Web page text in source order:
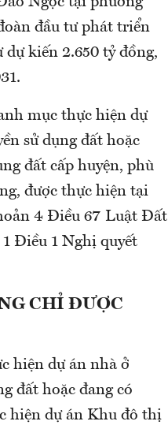
đầu tư phát triển
kiến 2.650 tỷ đồng,
mục thực hiện dự
sử dụng đất hoặc
đất cấp huyện, phù
được thực hiện tại
4 Điều 67 Luật Đất
Điều 1 Nghị quyết
CHỈ ĐƯỢC
hiện dự án nhà ở
đất hoặc đang có
hiện dự án Khu đô thị